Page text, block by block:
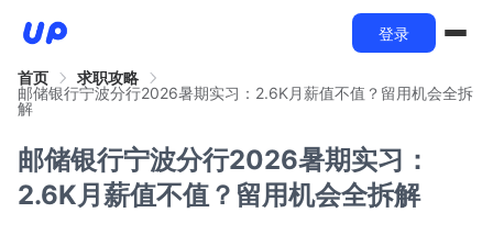
登录
首页
求职攻略
邮储银行宁波分行2026暑期实习：2.6K月薪值不值？留用机会全拆
解
邮储银行宁波分行2026暑期实习：
2.6K月薪值不值？留用机会全拆解